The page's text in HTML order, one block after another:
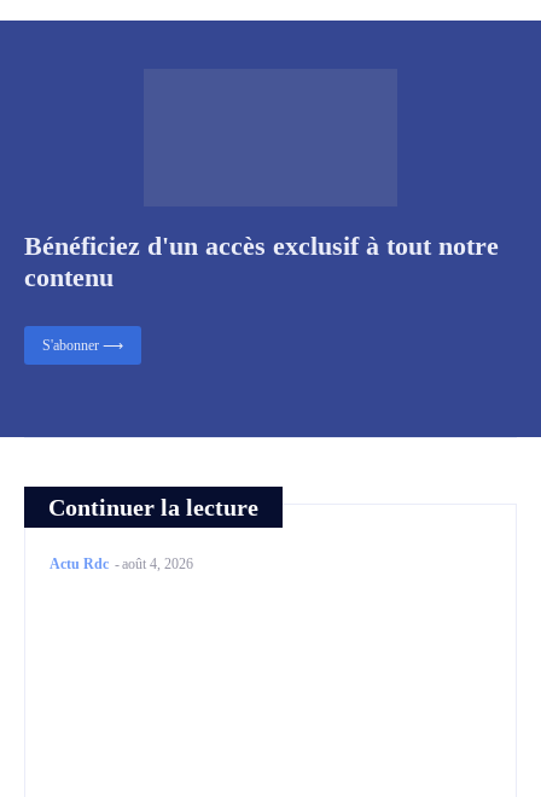
Continuer la lecture
Actu Rdc -août 4, 2026
Bénéficiez d'un accès exclusif à tout notre
contenu
S'abonner ⟶